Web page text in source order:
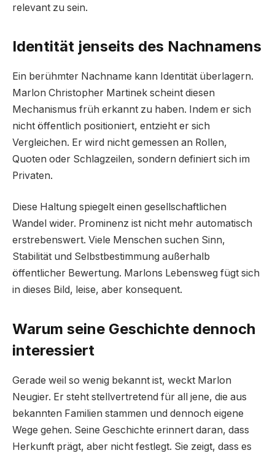
relevant zu sein.
Identität jenseits des Nachnamens
Ein berühmter Nachname kann Identität überlagern.
Marlon Christopher Martinek scheint diesen
Mechanismus früh erkannt zu haben. Indem er sich
nicht öffentlich positioniert, entzieht er sich
Vergleichen. Er wird nicht gemessen an Rollen,
Quoten oder Schlagzeilen, sondern definiert sich im
Privaten.
Diese Haltung spiegelt einen gesellschaftlichen
Wandel wider. Prominenz ist nicht mehr automatisch
erstrebenswert. Viele Menschen suchen Sinn,
Stabilität und Selbstbestimmung außerhalb
öffentlicher Bewertung. Marlons Lebensweg fügt sich
in dieses Bild, leise, aber konsequent.
Warum seine Geschichte dennoch
interessiert
Gerade weil so wenig bekannt ist, weckt Marlon
Neugier. Er steht stellvertretend für all jene, die aus
bekannten Familien stammen und dennoch eigene
Wege gehen. Seine Geschichte erinnert daran, dass
Herkunft prägt, aber nicht festlegt. Sie zeigt, dass es